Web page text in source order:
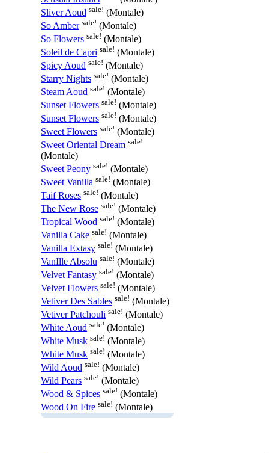
Sliver Aoud sale! (Montale)
So Amber sale! (Montale)
So Flowers sale! (Montale)
Soleil de Capri sale! (Montale)
Spicy Aoud sale! (Montale)
Starry Nights sale! (Montale)
Steam Aoud sale! (Montale)
Sunset Flowers sale! (Montale)
Sunset Flowers sale! (Montale)
Sweet Flowers sale! (Montale)
Sweet Oriental Dream sale!
(Montale)
Sweet Peony sale! (Montale)
Sweet Vanilla sale! (Montale)
Taif Roses sale! (Montale)
The New Rose sale! (Montale)
Tropical Wood sale! (Montale)
Vanilla Cake sale! (Montale)
Vanilla Extasy sale! (Montale)
VanIlle Absolu sale! (Montale)
Velvet Fantasy sale! (Montale)
Velvet Flowers sale! (Montale)
Vetiver Des Sables sale! (Montale)
Vetiver Patchouli sale! (Montale)
White Aoud sale! (Montale)
White Musk sale! (Montale)
White Musk sale! (Montale)
Wild Aoud sale! (Montale)
Wild Pears sale! (Montale)
Wood & Spices sale! (Montale)
Wood On Fire sale! (Montale)